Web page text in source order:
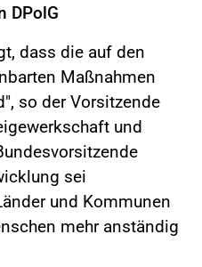
DPolG
dass die auf den
Maßnahmen
so der Vorsitzende
und
sei
und Kommunen
mehr anständig